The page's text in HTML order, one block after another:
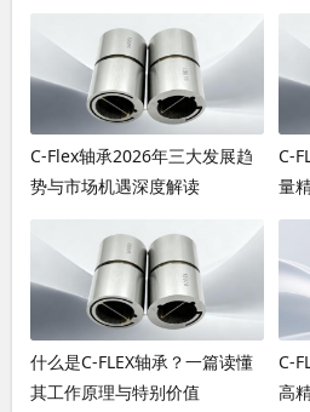
C-Flex轴承2026年三大发展趋
势与市场机遇深度解读
C-
量
指
什么是C-FLEX轴承？一篇读懂
其工作原理与特别价值
C-
高